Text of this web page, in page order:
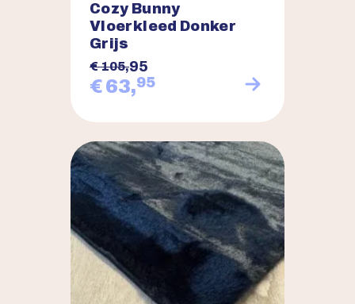
Cozy Bunny
Vloerkleed Donker
Grijs
€ 105,95
€ 63,95